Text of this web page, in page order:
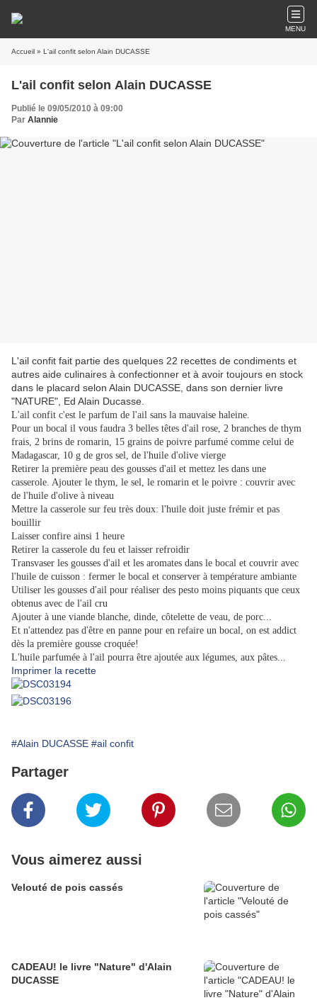
MENU
Accueil » L'ail confit selon Alain DUCASSE
L'ail confit selon Alain DUCASSE
Publié le 09/05/2010 à 09:00
Par Alannie
L'ail confit fait partie des quelques 22 recettes de condiments et
autres aide culinaires à confectionner et à avoir toujours en stock
dans le placard selon Alain DUCASSE, dans son dernier livre
"NATURE", Ed Alain Ducasse.
L'ail confit c'est le parfum de l'ail sans la mauvaise haleine.
Pour un bocal il vous faudra 3 belles têtes d'ail rose, 2 branches de thym
frais, 2 brins de romarin, 15 grains de poivre parfumé comme celui de
Madagascar, 10 g de gros sel, de l'huile d'olive vierge
Retirer la première peau des gousses d'ail et mettez les dans une
casserole. Ajouter le thym, le sel, le romarin et le poivre : couvrir avec
de l'huile d'olive à niveau
Mettre la casserole sur feu très doux: l'huile doit juste frémir et pas
bouillir
Laisser confire ainsi 1 heure
Retirer la casserole du feu et laisser refroidir
Transvaser les gousses d'ail et les aromates dans le bocal et couvrir avec
l'huile de cuisson : fermer le bocal et conserver à température ambiante
Utiliser les gousses d'ail pour réaliser des pesto moins piquants que ceux
obtenus avec de l'ail cru
Ajouter à une viande blanche, dinde, côtelette de veau, de porc...
Et n'attendez pas d'être en panne pour en refaire un bocal, on est addict
dès la première gousse croquée!
L'huile parfumée à l'ail pourra être ajoutée aux légumes, aux pâtes...
Imprimer la recette
#Alain DUCASSE #ail confit
Partager
Vous aimerez aussi
Velouté de pois cassés
CADEAU! le livre "Nature" d'Alain
DUCASSE